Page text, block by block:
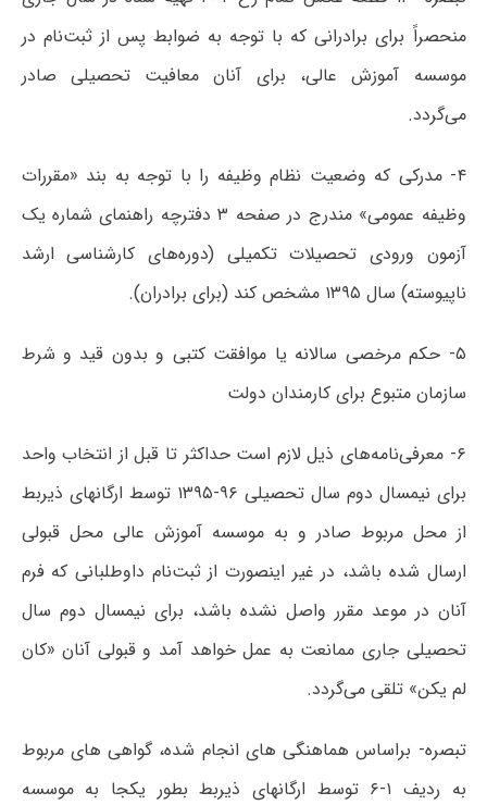
منحصراً برای‌ برادرانی‌ که‌ با توجه‌ به‌ ضوابط پس‌ از ثبت‌نام‌ در
موسسه‌ آموزش‌ عالی‌، برای‌ آنان‌ معافیت‌ تحصیلی‌ صادر
می‌گردد.
۴- مدرکی‌ که‌ وضعیت‌ نظام‌ وظیفه‌ را با توجه‌ به‌ بند «مقررات‌
وظیفه‌ عمومی»‌ مندرج‌ در صفحه ۳ دفترچه‌ راهنمای‌ شماره‌ یک‌
آزمون‌ ورودی‌ تحصیلات‌ تکمیلی‌ (دوره‌های‌ کارشناسی‌ ارشد
ناپیوسته‌) سال ۱۳۹۵ مشخص‌ کند (برای‌ برادران‌).
۵- حکم‌ مرخصی‌ سالانه‌ یا موافقت‌ کتبی‌ و بدون‌ قید و شرط
سازمان‌ متبوع‌ برای‌ کارمندان‌ دولت
۶- معرفی‌نامه‌های‌ ذیل ‌لازم‌ است‌ حداکثر تا قبل‌ از انتخاب‌ واحد
برای‌ نیمسال‌ دوم‌ سال‌ تحصیلی‌ ۹۶-۱۳۹۵ توسط ارگانهای ذیربط‌
از محل مربوط صادر و به‌ موسسه‌ آموزش‌ عالی‌ محل‌ قبولی‌
ارسال شده باشد، ‌در غیر اینصورت‌ از ثبت‌نام داوطلبانی که فرم
آنان ‌در موعد مقرر واصل نشده باشد، برای ‌نیمسال‌ دوم‌ سال‌
تحصیلی‌ جاری‌ ممانعت‌ به‌ عمل‌ خواهد آمد و قبولی‌ آنان‌ «کان‌
لم‌ یکن» تلقی‌ می‌گردد.
تبصره‌- براساس‌ هماهنگی‌ های‌ انجام‌ شده‌، گواهی‌ های‌ مربوط
به‌ ردیف ۱-۶ توسط ارگانهای‌ ذیربط بطور یکجا به‌ موسسه‌